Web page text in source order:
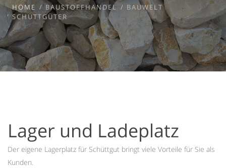
HOME BAUSTOFFHANDEL
BAUWELT
SCHÜTTGÜTER
Lager und Ladeplatz
Der eigene Lagerplatz für Schüttgut bringt viele Vorteile für Sie als
Kunden.